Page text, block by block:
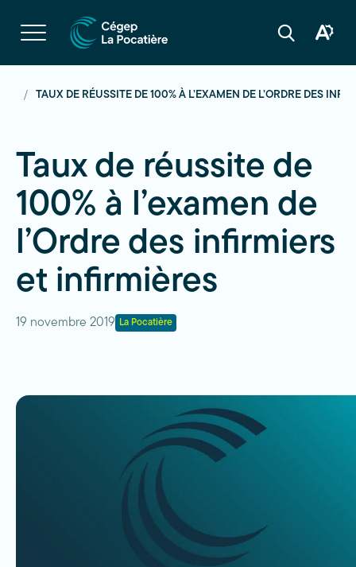
Ouvrir
la
navigation
Ouvrir
Ouvrir
TAUX DE RÉUSSITE DE 100% À L’EXAMEN DE L’ORDRE DES
Taux de réussite de
100% à l’examen de
l’Ordre des infirmiers
et infirmières
19 novembre 2019 La Pocatière